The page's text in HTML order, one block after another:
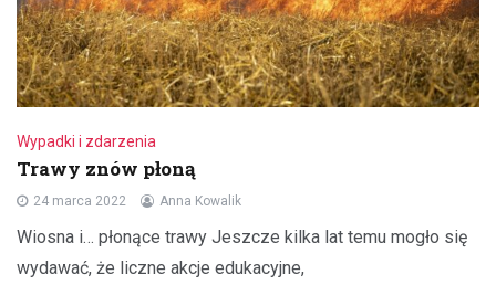
Wypadki i zdarzenia
Trawy znów płoną
24 marca 2022 Anna Kowalik
Wiosna i… płonące trawy Jeszcze kilka lat temu mogło się
wydawać, że liczne akcje edukacyjne,